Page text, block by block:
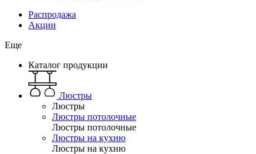
Распродажа
Акции
Еще
Каталог продукции
Люстры
Люстры
Люстры потолочные
Люстры потолочные
Люстры на кухню
Люстры на кухню